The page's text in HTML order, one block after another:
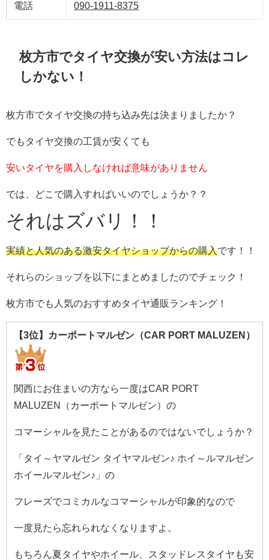
電話 090-1911-8375
枚方市でタイヤ交換が安い方法はコレ
しかない！
枚方市でタイヤ交換の持ち込み先は決まりましたか？
でもタイヤ交換の工賃が安くても
安いタイヤを購入しなければ意味がありません
では、どこで購入すればいいのでしょうか？？
それはズバリ！！
実績と人気のある激安タイヤショップからの購入です！！
それらのショップを以下にまとめましたのでチェック！
枚方市でも人気のおすすめタイヤ通販ランキング！
【3位】カーポートマルゼン（CAR PORT MALUZEN）
関西にお住まいの方なら一度はCAR PORT
MALUZEN（カーポートマルゼン）の
コマーシャルを見たことがあるのではないでしょうか？
「タイ～ヤマルゼン タイヤマルゼン♪ ホイ～ルマルゼン
ホイールマルゼン♪」の
フレーズでコミカルなコマーシャルが印象的なので
一度見たら忘れられなくなりますよ。
もちろん夏タイヤやホイール、スタッドレスタイヤも安